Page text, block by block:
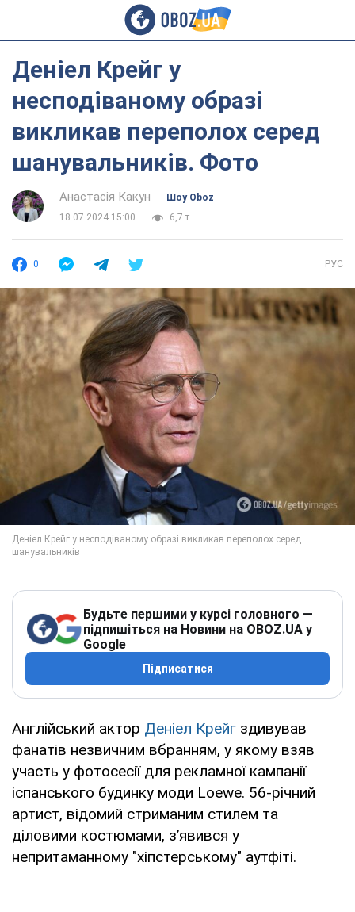
Деніел Крейг у
несподіваному образі
викликав переполох серед
шанувальників. Фото
Анастасія Какун
Шоу Oboz
18.07.2024 15:00
6,7 т.
0 РУС
Будьте першими у курсі головного —
підпишіться на Новини на OBOZ.UA у
Google
Підписатися
Англійський актор Деніел Крейг здивував
фанатів незвичним вбранням, у якому взяв
участь у фотосесії для рекламної кампанії
іспанського будинку моди Loewe. 56-річний
артист, відомий стриманим стилем та
діловими костюмами, з’явився у
непритаманному "хіпстерському" аутфіті.